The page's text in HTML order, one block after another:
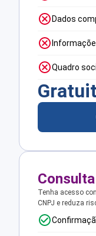
Dados
Quadro
Tenha acesso
CNPJ e reduza